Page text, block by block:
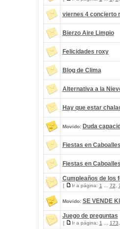
viernes 4 concierto
Bierzo Aire Limpio
Felicidades roxy
Blog de Clima
Alternativa a la
Hay que estar
Movido: Duda
Fiestas en
Fiestas en
Cumpleaños de los
[ Ir a página: 1 72
Movido: SE VENDE
Juego de preguntas
[ Ir a página: 1 173